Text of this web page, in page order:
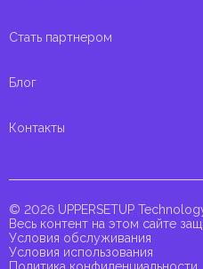
Стать партнером
Блог
Контакты
© 2026 UPPERSETUP
Весь контент на этом сайте
Условия обслуживания
Условия использования